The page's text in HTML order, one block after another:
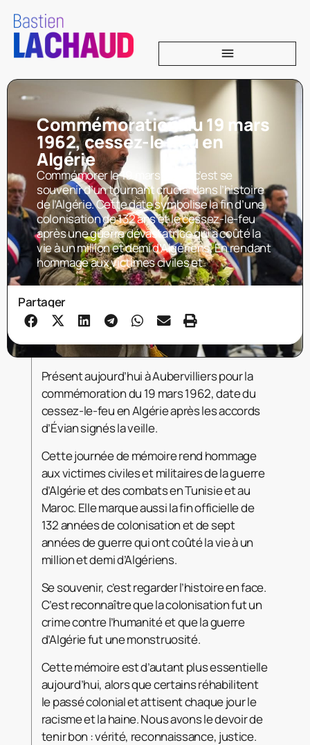
Commémoration du 19 mars
1962, cessez-le-feu en
Algérie
Commémorer le 19 mars 1962, c’est se
souvenir d’un tournant crucial dans l’histoire
de l’Algérie. Cette date symbolise la fin d’une
colonisation de 132 ans et le cessez-le-feu
après une guerre dévastatrice qui a coûté la
vie à un million et demi d’Algériens. En rendant
hommage aux victimes civiles et
Partager
Présent aujourd’hui à Aubervilliers pour la
commémoration du 19 mars 1962, date du
cessez-le-feu en Algérie après les accords
d’Évian signés la veille.
Cette journée de mémoire rend hommage
aux victimes civiles et militaires de la guerre
d’Algérie et des combats en Tunisie et au
Maroc. Elle marque aussi la fin officielle de
132 années de colonisation et de sept
années de guerre qui ont coûté la vie à un
million et demi d’Algériens.
Se souvenir, c’est regarder l’histoire en face.
C’est reconnaître que la colonisation fut un
crime contre l’humanité et que la guerre
d’Algérie fut une monstruosité.
Cette mémoire est d’autant plus essentielle
aujourd’hui, alors que certains réhabilitent
le passé colonial et attisent chaque jour le
racisme et la haine. Nous avons le devoir de
tenir bon : vérité, reconnaissance, justice.